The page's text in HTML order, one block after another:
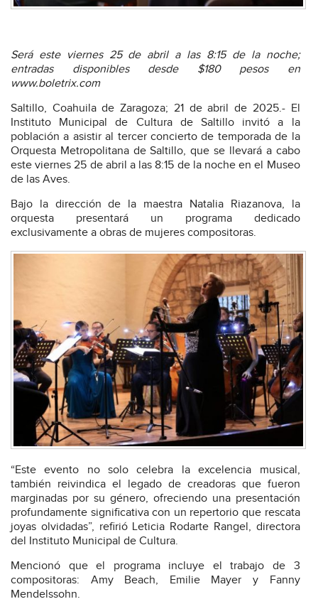
Será este viernes 25 de abril a las 8:15 de la noche;
entradas disponibles desde $180 pesos en
www.boletrix.com
Saltillo, Coahuila de Zaragoza; 21 de abril de 2025.- El
Instituto Municipal de Cultura de Saltillo invitó a la
población a asistir al tercer concierto de temporada de la
Orquesta Metropolitana de Saltillo, que se llevará a cabo
este viernes 25 de abril a las 8:15 de la noche en el Museo
de las Aves.
Bajo la dirección de la maestra Natalia Riazanova, la
orquesta presentará un programa dedicado
exclusivamente a obras de mujeres compositoras.
“Este evento no solo celebra la excelencia musical,
también reivindica el legado de creadoras que fueron
marginadas por su género, ofreciendo una presentación
profundamente significativa con un repertorio que rescata
joyas olvidadas”, refirió Leticia Rodarte Rangel, directora
del Instituto Municipal de Cultura.
Mencionó que el programa incluye el trabajo de 3
compositoras: Amy Beach, Emilie Mayer y Fanny
Mendelssohn.